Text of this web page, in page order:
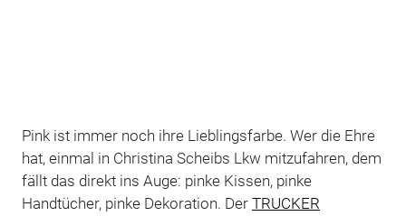
Pink ist immer noch ihre Lieblingsfarbe. Wer die Ehre
hat, einmal in Christina Scheibs Lkw mitzufahren, dem
fällt das direkt ins Auge: pinke Kissen, pinke
Handtücher, pinke Dekoration. Der TRUCKER